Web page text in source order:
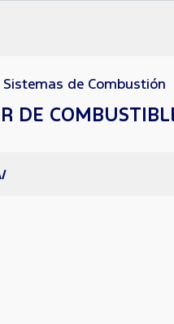
Sistemas de Combustión
DE